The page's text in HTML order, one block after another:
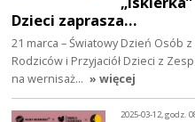
Dzieci zaprasza…
21 marca – Światowy Dzień Osób
Rodziców i Przyjaciół Dzieci z
na wernisaż… » więcej
2025-03-12, godz.